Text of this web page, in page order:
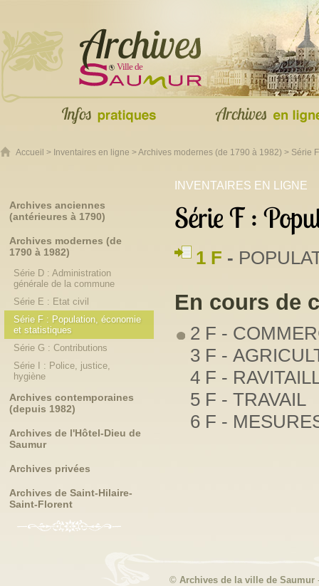
Accueil > Inventaires en ligne >Archives modernes (de 1790 à 1982) > Série
INVENTAIRES EN LIGNE
Archives anciennes
(antérieures à 1790)
Archives modernes (de
1790 à 1982)
Série D : Administration
générale de la commune
Série E : Etat civil
Série F : Population, économie
et statistiques
Série G : Contributions
Série I : Police, justice,
hygiène
Archives contemporaines
(depuis 1982)
Archives de l'Hôtel-Dieu de
Saumur
Archives privées
Archives de Saint-Hilaire-
Saint-Florent
Série F :
1 F -
En cours de
2 F -
3 F -
4 F -
5 F - TRAVAIL
6 F -
© Archives de la ville de Saumur